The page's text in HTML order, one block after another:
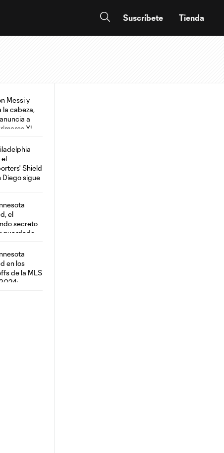
Suscríbete Tienda